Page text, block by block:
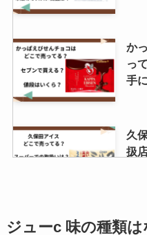
か
っ
手
久
扱
リ
ジューc 味の種類は